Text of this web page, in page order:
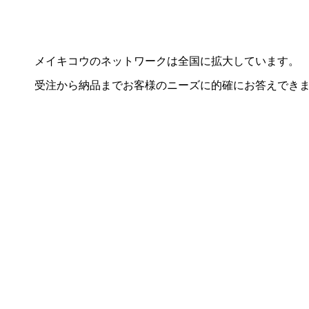
メイキコウのネットワークは全国に拡大しています。
受注から納品までお客様のニーズに的確にお答えでき